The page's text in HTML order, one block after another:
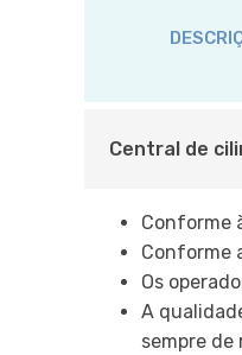
Central de
Conforme
Conforme
Os
A
sempre de